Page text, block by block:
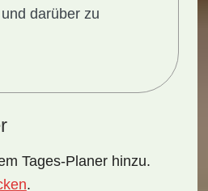
darüber zu
Tages-Planer hinzu.
.